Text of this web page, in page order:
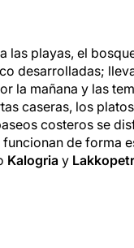
las playas, el
desarrolladas;
la mañana y las
caseras, los
costeros se
de forma
Kalogria y